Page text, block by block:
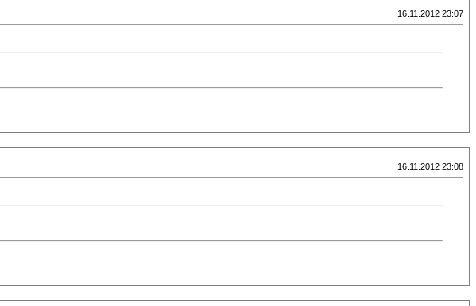
16.11.2012 23:07
16.11.2012 23:08